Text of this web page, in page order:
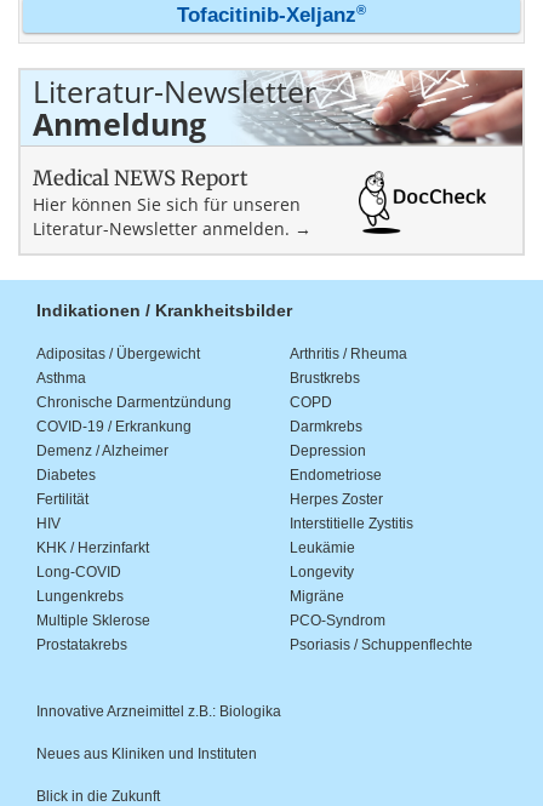
Tofacitinib-Xeljanz®
Literatur-Newsletter
Anmeldung
Medical NEWS Report
Hier können Sie sich für unseren
Literatur-Newsletter anmelden. →
Indikationen / Krankheitsbilder
Adipositas / Übergewicht
Arthritis / Rheuma
Asthma
Brustkrebs
Chronische Darmentzündung
COPD
COVID-19 / Erkrankung
Darmkrebs
Demenz / Alzheimer
Depression
Diabetes
Endometriose
Fertilität
Herpes Zoster
HIV
Interstitielle Zystitis
KHK / Herzinfarkt
Leukämie
Long-COVID
Longevity
Lungenkrebs
Migräne
Multiple Sklerose
PCO-Syndrom
Prostatakrebs
Psoriasis / Schuppenflechte
Innovative Arzneimittel z.B.: Biologika
Neues aus Kliniken und Instituten
Blick in die Zukunft